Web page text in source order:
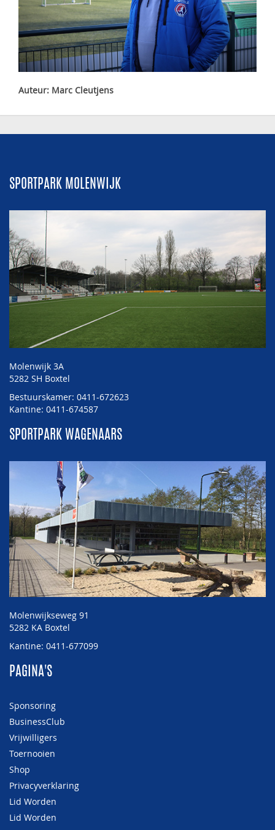
Auteur: Marc Cleutjens
SPORTPARK MOLENWIJK
Molenwijk 3A
5282 SH Boxtel
Bestuurskamer: 0411-672623
Kantine: 0411-674587
SPORTPARK WAGENAARS
Molenwijkseweg 91
5282 KA Boxtel
Kantine: 0411-677099
PAGINA'S
Sponsoring
BusinessClub
Vrijwilligers
Toernooien
Shop
Privacyverklaring
Lid Worden
Lid Worden